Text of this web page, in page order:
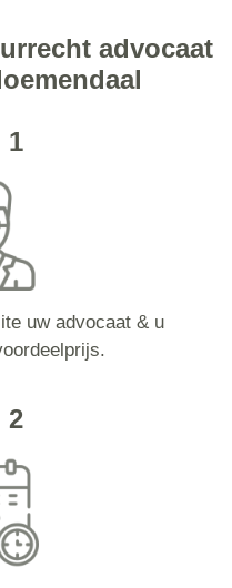
advocaat
1
uw advocaat & u
2